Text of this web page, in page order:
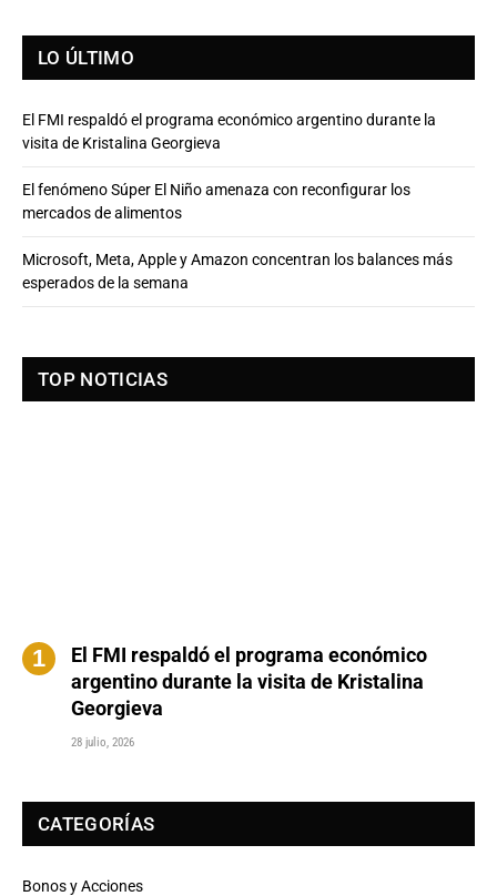
LO ÚLTIMO
El FMI respaldó el programa económico argentino durante la
visita de Kristalina Georgieva
El fenómeno Súper El Niño amenaza con reconfigurar los
mercados de alimentos
Microsoft, Meta, Apple y Amazon concentran los balances más
esperados de la semana
TOP NOTICIAS
El FMI respaldó el programa económico
argentino durante la visita de Kristalina
Georgieva
28 julio, 2026
CATEGORÍAS
Bonos y Acciones